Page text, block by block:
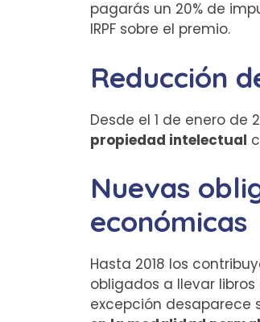
pagarás un 20% de
IRPF sobre el premio.
Reducción
Desde el 1 de enero
propiedad intelectual
Nuevas
económicas
Hasta 2018 los
obligados a llevar
excepción desaparece